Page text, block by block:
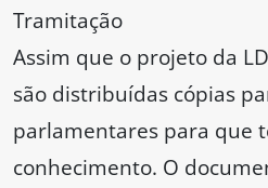
Tramitação
Assim que o projeto da
são distribuídas cópias
parlamentares para que
conhecimento. O